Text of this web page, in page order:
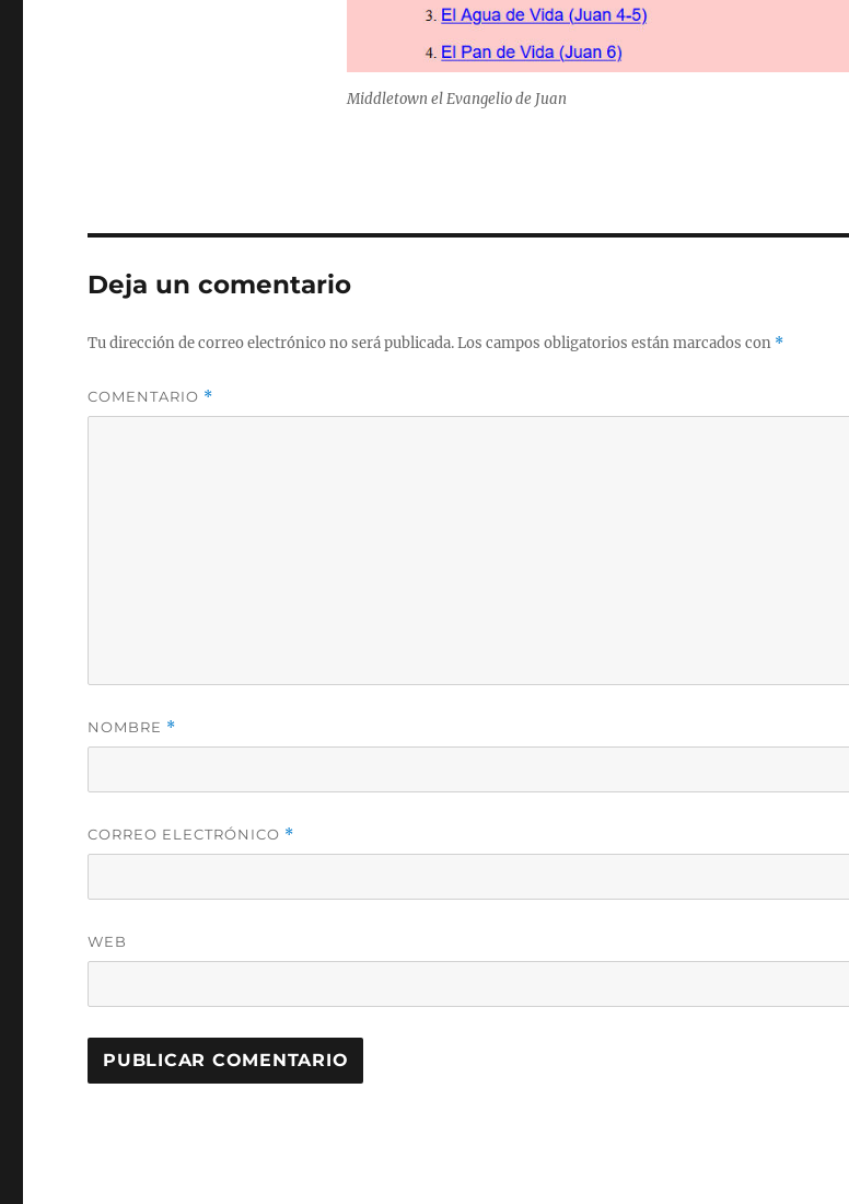
Middletown el Evangelio de Juan
Deja un comentario
Tu dirección de correo electrónico no será publicada.Los campos obligatorios están marcados con *
COMENTARIO *
NOMBRE *
CORREO ELECTRÓNICO *
WEB